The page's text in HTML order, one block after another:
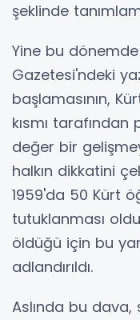
şeklinde
Yine bu
Gazetesi'ndeki
başlamasının,
kısmı
değer bir
halkın dikkatini
1959'da 50 Kürt
tutuklanması
öldüğü için bu
adlandırıldı.
Aslında bu dava,